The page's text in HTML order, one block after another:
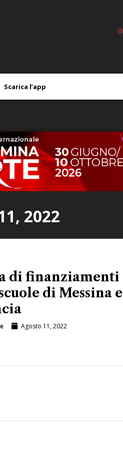
Scarica l’app
2022
di finanziamenti
di Messina e
Agosto 11, 2022